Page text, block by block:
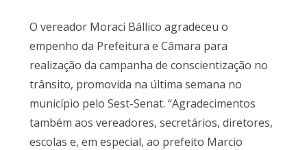
O vereador Moraci Bállico agradeceu o
empenho da Prefeitura e Câmara para
realização da campanha de conscientização no
trânsito, promovida na última semana no
município pelo Sest-Senat. “Agradecimentos
também aos vereadores, secretários, diretores,
escolas e, em especial, ao prefeito Marcio